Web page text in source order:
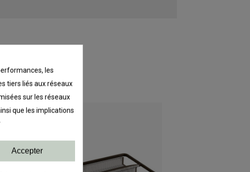
les
tiers liés aux réseaux
sur les réseaux
que les implications
Accepter